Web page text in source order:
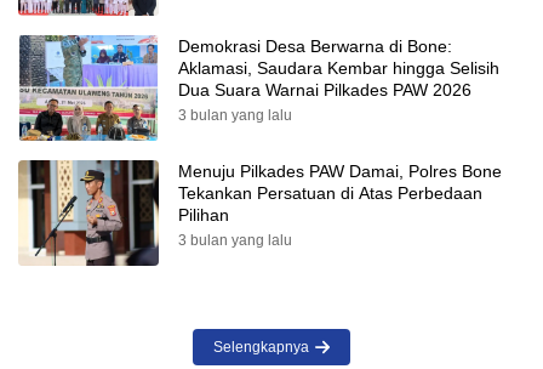
Demokrasi Desa Berwarna di Bone:
Aklamasi, Saudara Kembar hingga Selisih
Dua Suara Warnai Pilkades PAW 2026
3 bulan yang lalu
Menuju Pilkades PAW Damai, Polres Bone
Tekankan Persatuan di Atas Perbedaan
Pilihan
3 bulan yang lalu
Selengkapnya